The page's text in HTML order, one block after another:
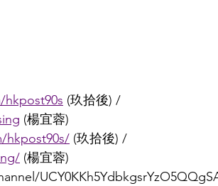
(玖拾後) /
(楊宜蓉)
hkpost90s/ (玖拾後) /
(楊宜蓉)